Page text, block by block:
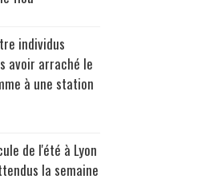
individus
avoir arraché le
à une station
de l'été à Lyon
la semaine